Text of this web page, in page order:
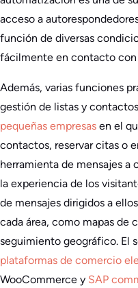
acceso a
función de diversas
fácilmente en contacto con
Además, varias funciones
gestión de listas y
pequeñas empresas en el
contactos, reservar citas o
herramienta de mensajes
la experiencia de los
de mensajes dirigidos a
cada área, como mapas de
seguimiento geográfico. El
plataformas de comercio
WooCommerce y SAP